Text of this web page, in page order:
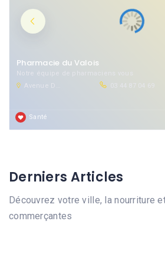
Pharmacie du Valois
Notre équipe de pharmaciens vous
Avenue Du Président John Kennedy, 60800 Crépy-en-Valois, France
03 44 87 04 69
Santé
Derniers Articles
Découvrez votre ville, la nourriture
commerçantes